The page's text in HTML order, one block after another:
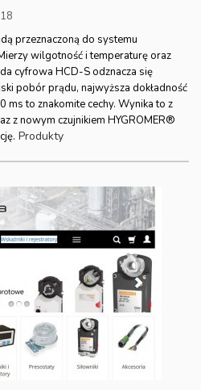
przeznaczoną do systemu
wilgotność i temperaturę oraz
cyfrowa HCD-S odznacza się
pobór prądu, najwyższa dokładność
to znakomite cechy. Wynika to z
z nowym czujnikiem HYGROMER®
Produkty